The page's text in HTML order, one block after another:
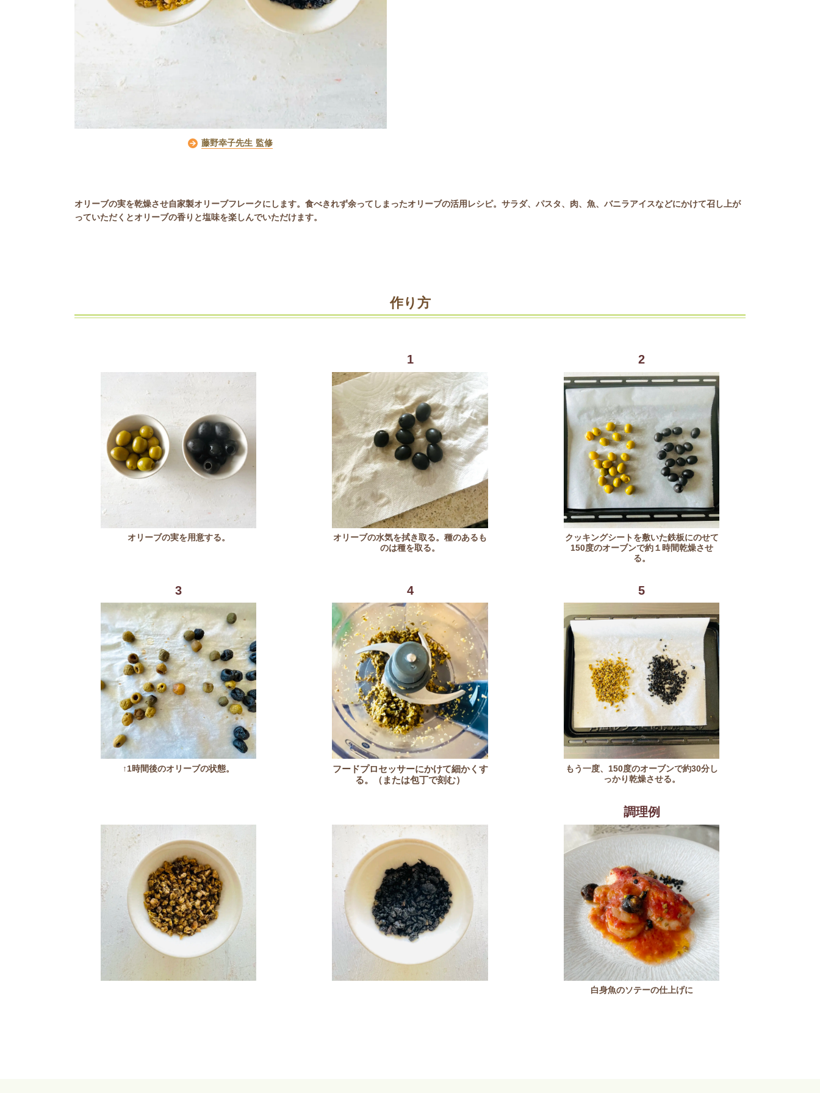
藤野幸子先生 監修
オリーブの実を乾燥させ自家製オリーブフレークにします。食べきれず余ってしまったオリーブの活用レシピ。サラダ、パスタ、肉、魚、バニラアイスなどにかけて召し上が
っていただくとオリーブの香りと塩味を楽しんでいただけます。
作り方
オリーブの実を用意する。
1
オリーブの水気を拭き取る。種のあるも
のは種を取る。
2
クッキングシートを敷いた鉄板にのせて
150度のオーブンで約１時間乾燥させ
る。
3
↑1時間後のオリーブの状態。
4
フードプロセッサーにかけて細かくす
る。（または包丁で刻む）
5
もう一度、150度のオーブンで約30分し
っかり乾燥させる。
調理例
白身魚のソテーの仕上げに